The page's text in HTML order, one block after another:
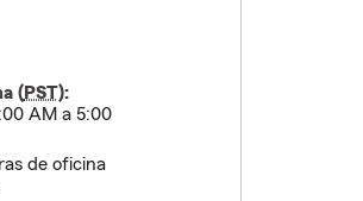
(PST):
AM a 5:00
de oficina